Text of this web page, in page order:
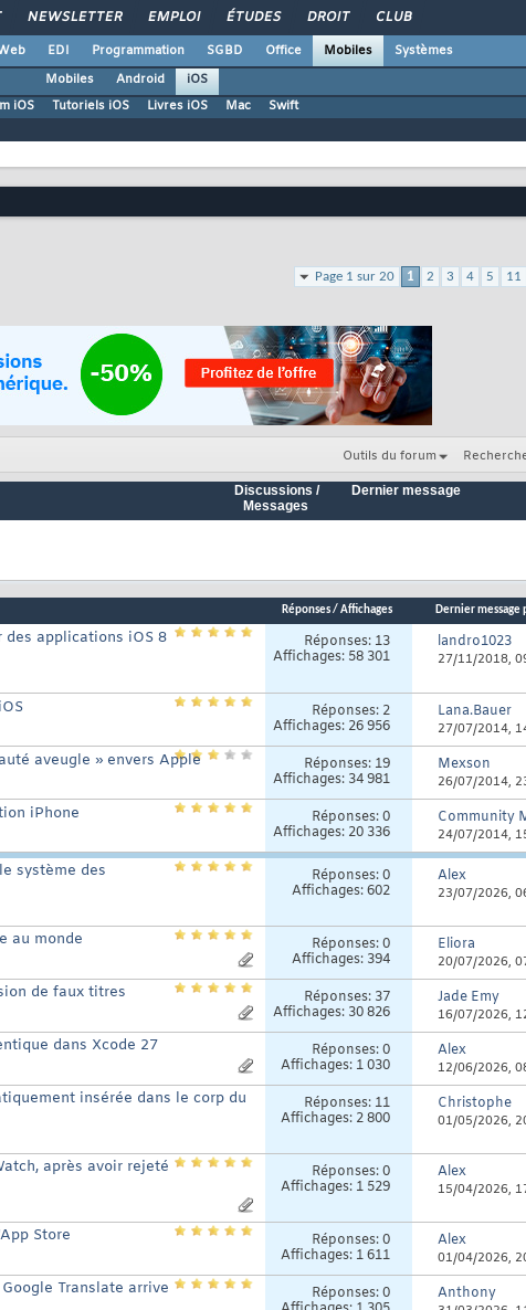
NEWSLETTER EMPLOI ÉTUDES DROIT CLUB
EDI Programmation SGBD Office Mobiles
Systèmes
Mobiles
Android
iOS
iOS Tutoriels iOS Livres iOS Mac Swift
Page 1 sur 20 1 2 3 4 5 11
Outils du forum
Discussions /
Messages
Dernier message
Réponses/ Affichages Dernier message
applications iOS 8
Réponses: 13
Affichages: 58 301
landro1023
27/11/2018,
Réponses: 2
Affichages: 26 956
Lana.Bauer
27/07/2014,
aveugle » envers Apple Réponses: 19
Affichages: 34 981
Mexson
26/07/2014,
iPhone Réponses:0
Affichages: 20 336
Community
24/07/2014,
système des
Réponses:0
Affichages: 602
Alex
23/07/2026,
au monde Réponses:0
Affichages: 394
Eliora
20/07/2026,
de faux titres Réponses: 37
Affichages: 30 826
Jade Emy
16/07/2026,
dans Xcode 27 Réponses:0
Affichages: 1 030
Alex
12/06/2026,
insérée dans le corp du
Réponses: 11
Affichages: 2 800
Christophe
01/05/2026,
après avoir rejeté
Réponses:0
Affichages: 1 529
Alex
15/04/2026,
Store Réponses:0
Affichages: 1 611
Alex
01/04/2026,
Translate arrive
Réponses:0
Anthony